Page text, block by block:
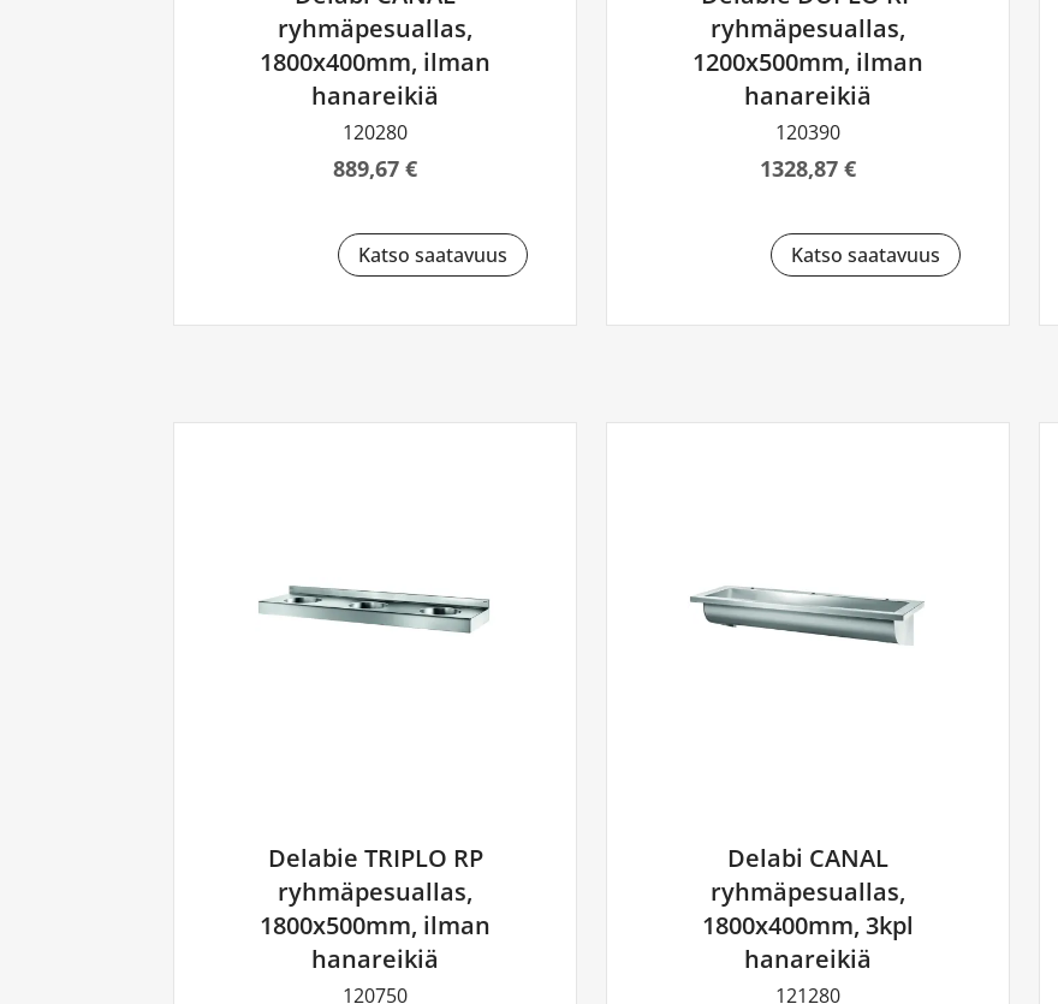
ryhmäpesuallas,
1800x400mm, ilman
hanareikiä
120280
889,67 €
Katso saatavuus
ryhmäpesuallas,
1200x500mm, ilman
hanareikiä
120390
1328,87 €
Katso saatavuus
Delabie TRIPLO RP
ryhmäpesuallas,
1800x500mm, ilman
hanareikiä
120750
Delabi CANAL
ryhmäpesuallas,
1800x400mm, 3kpl
hanareikiä
121280